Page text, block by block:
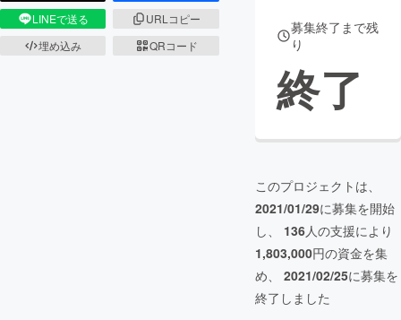
LINEで送る
URLコピー
埋め込み
QRコード
募集終了まで残
り
終了
このプロジェクトは、
2021/01/29に募集を開始
し、 136人の支援により
1,803,000円の資金を集
め、 2021/02/25に募集を
終了しました